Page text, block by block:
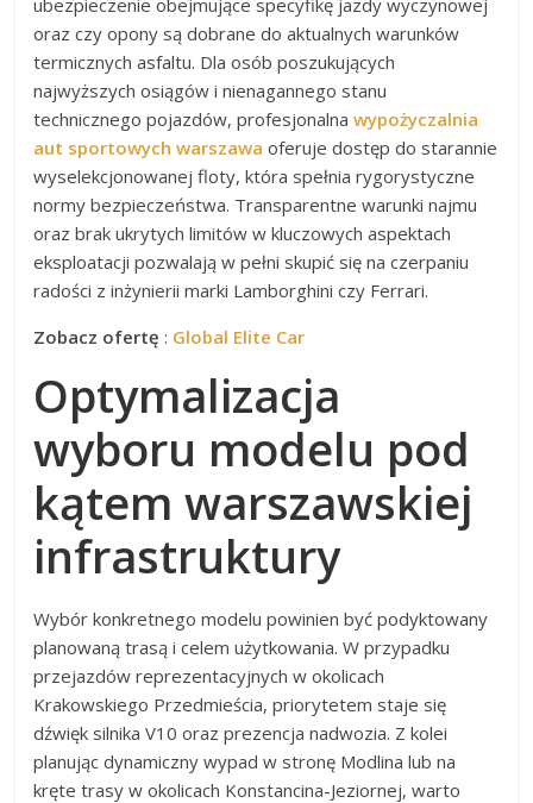
ubezpieczenie obejmujące specyfikę jazdy wyczynowej
oraz czy opony są dobrane do aktualnych warunków
termicznych asfaltu. Dla osób poszukujących
najwyższych osiągów i nienagannego stanu
technicznego pojazdów, profesjonalna wypożyczalnia
aut sportowych warszawa oferuje dostęp do starannie
wyselekcjonowanej floty, która spełnia rygorystyczne
normy bezpieczeństwa. Transparentne warunki najmu
oraz brak ukrytych limitów w kluczowych aspektach
eksploatacji pozwalają w pełni skupić się na czerpaniu
radości z inżynierii marki Lamborghini czy Ferrari.
Zobacz ofertę : Global Elite Car
Optymalizacja
wyboru modelu pod
kątem warszawskiej
infrastruktury
Wybór konkretnego modelu powinien być podyktowany
planowaną trasą i celem użytkowania. W przypadku
przejazdów reprezentacyjnych w okolicach
Krakowskiego Przedmieścia, priorytetem staje się
dźwięk silnika V10 oraz prezencja nadwozia. Z kolei
planując dynamiczny wypad w stronę Modlina lub na
kręte trasy w okolicach Konstancina-Jeziornej, warto